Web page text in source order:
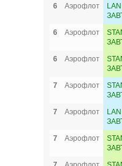
6
Аэрофлот
6
Аэрофлот
6
Аэрофлот
7
Аэрофлот
7
Аэрофлот
7
Аэрофлот